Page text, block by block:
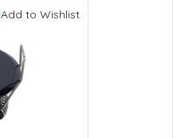
Add to Wishlist